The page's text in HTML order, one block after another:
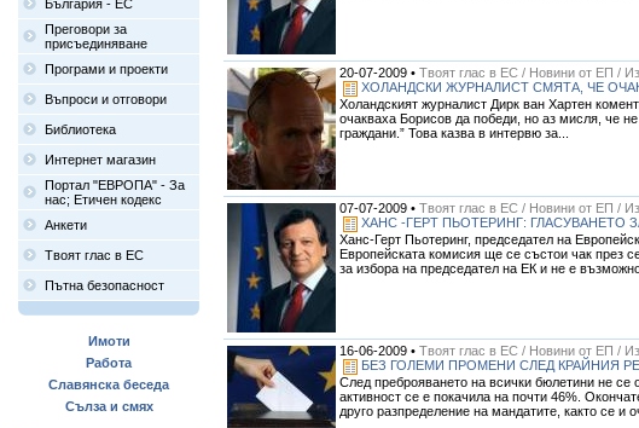
България - ЕС
Преговори за
присъединяване
Програми и проекти
Въпроси и отговори
Библиотека
Интернет магазин
Портал "ЕВРОПА" - За
нас; Етичен кодекс
Анкети
Твоят глас в ЕС
Пътна безопасност
Имоти
Работа
Славянска беседа
Сълза и смях
20-07-2009 • Твоят глас в ЕС / Новини от ЕП /
ХОЛАНДСКИ ЖУРНАЛИСТ СМЯТА, ЧЕ
Холандският журналист Дирк ван Хартен
очакваха Борисов да победи, но аз мисля, че
граждани.” Това казва в интервю за...
07-07-2009 • Твоят глас в ЕС / Новини от ЕП /
ХАНС -ГЕРТ ПЬОТЕРИНГ: ГЛАСУВАНЕТО
Ханс-Герт Пьотеринг, председател на
Европейската комисия ще се състои чак през
за избора на председател на ЕК и не е възможно
16-06-2009 • Твоят глас в ЕС / Новини от ЕП /
БЕЗ ГОЛЕМИ ПРОМЕНИ СЛЕД КРАЙНИЯ
След преброяването на всички бюлетини не се
активност се е покачила на почти 46%.
друго разпределение на мандатите, както се и